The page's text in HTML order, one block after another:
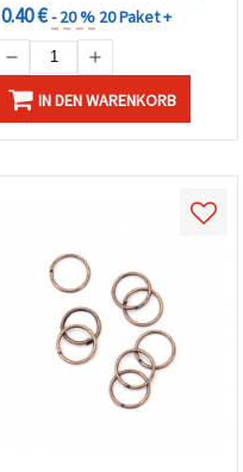
0.40 €- 20 % 20 Paket +
IN DEN WARENKORB